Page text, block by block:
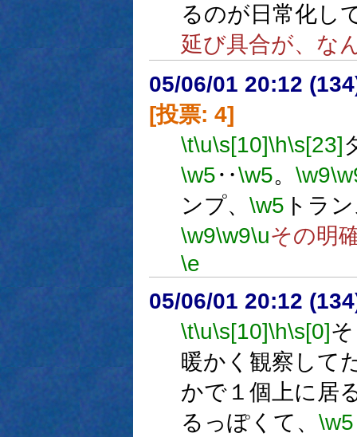
るのが日常化し
延び具合が、な
05/06/01 20:12
[投票: 4]
\t\u\s[10]\h\s[23]
\w5‥\w5。 \w9
ンプ、 \w5 トラ
\w9\w9\uその明
\e
05/06/01 20:12
\t\u\s[10]\h\s[0]
暖かく観察して
かで１個上に居
るっぽくて、 \w5